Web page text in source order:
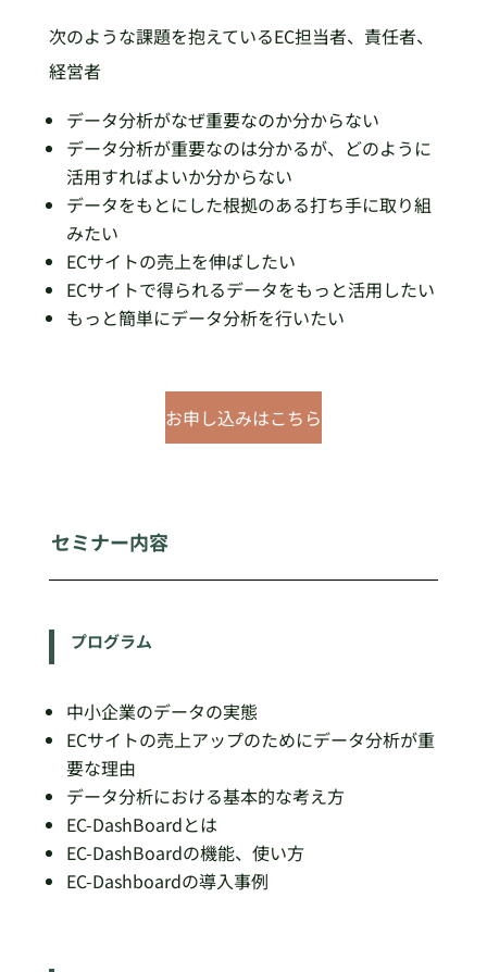
次のような課題を抱えているEC担当者、責任者、
経営者
データ分析がなぜ重要なのか分からない
データ分析が重要なのは分かるが、どのように
活用すればよいか分からない
データをもとにした根拠のある打ち手に取り組
みたい
ECサイトの売上を伸ばしたい
ECサイトで得られるデータをもっと活用したい
もっと簡単にデータ分析を行いたい
お申し込みはこちら
セミナー内容
プログラム
中小企業のデータの実態
ECサイトの売上アップのためにデータ分析が重
要な理由
データ分析における基本的な考え方
EC-DashBoardとは
EC-DashBoardの機能、使い方
EC-Dashboardの導入事例